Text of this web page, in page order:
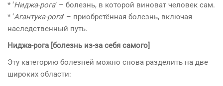
* ‘Ниджа-рога’ – болезнь, в которой виноват человек сам.
* ‘Агантука-рога’ – приобретённая болезнь, включая
наследственный путь.
Ниджа-рога [болезнь из-за себя самого]
Эту категорию болезней можно снова разделить на две
широких области: